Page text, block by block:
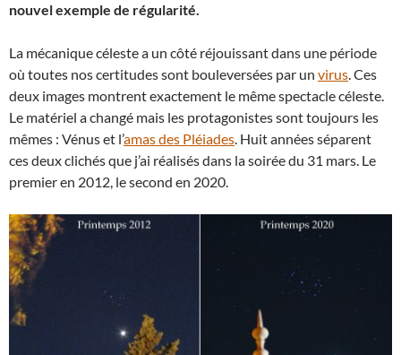
nouvel exemple de régularité.
La mécanique céleste a un côté réjouissant dans une période
où toutes nos certitudes sont bouleversées par un virus. Ces
deux images montrent exactement le même spectacle céleste.
Le matériel a changé mais les protagonistes sont toujours les
mêmes : Vénus et l’amas des Pléiades. Huit années séparent
ces deux clichés que j’ai réalisés dans la soirée du 31 mars. Le
premier en 2012, le second en 2020.